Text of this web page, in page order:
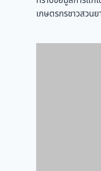
เกษตรกรชาวสวนย